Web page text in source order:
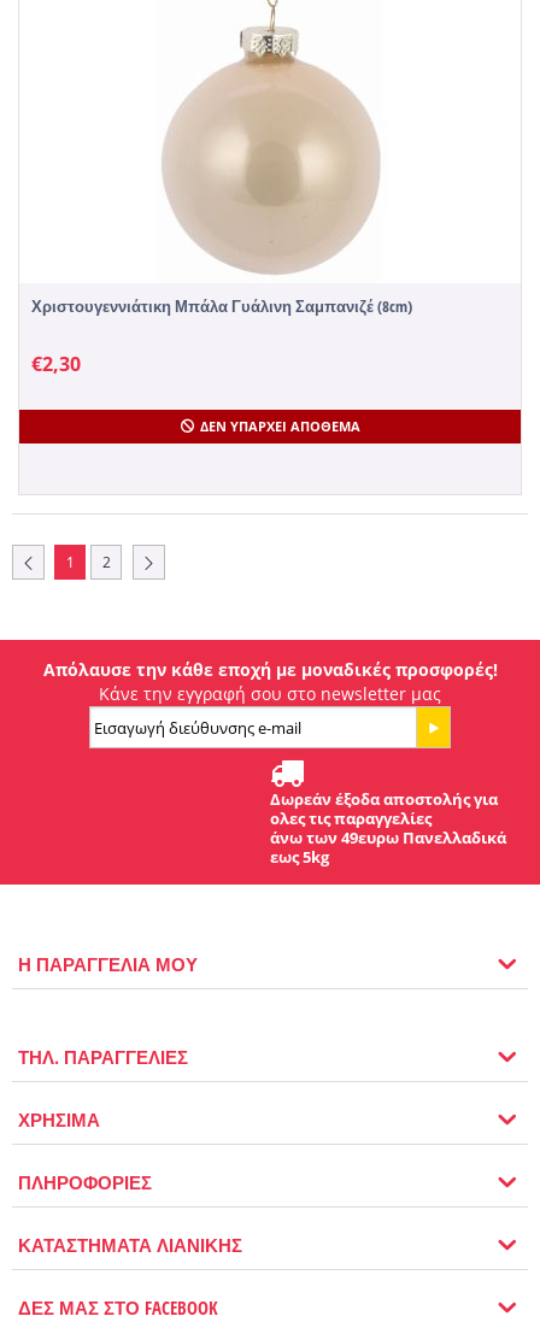
Χριστουγεννιάτικη Μπάλα Γυάλινη Σαμπανιζέ (8cm)
€2,30
ΔΕΝ ΥΠΆΡΧΕΙ ΑΠΌΘΕΜΑ
1 2
Απόλαυσε την κάθε εποχή με μοναδικές προσφορές!
Κάνε την εγγραφή σου στο newsletter μας
Δωρεάν έξοδα αποστολής για
ολες τις παραγγελίες
άνω των 49ευρω Πανελλαδικά
εως 5kg
Η ΠΑΡΑΓΓΕΛΙΑ ΜΟΥ
ΤΗΛ. ΠΑΡΑΓΓΕΛΙΕΣ
ΧΡΗΣΙΜΑ
ΠΛΗΡΟΦΟΡΙΕΣ
ΚΑΤΑΣΤΗΜΑΤΑ ΛΙΑΝΙΚΗΣ
ΔΕΣ ΜΑΣ ΣΤΟ FACEBOOK